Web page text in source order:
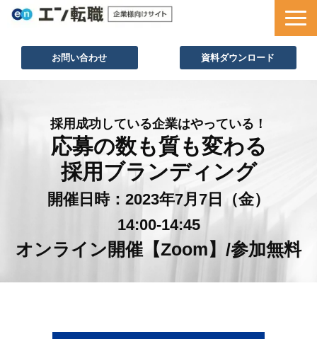
お問い合わせ 資料ダウンロード
採用ノウハウ
採用事例
セミナー情報
お役立ち資料
採用成功している企業はやっている！
応募の数も質も変わる
採用ブランディング
開催日時：2023年7月7日（金）
14:00-14:45
オンライン開催【Zoom】/参加無料